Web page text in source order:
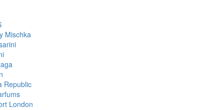
Mischka
Republic
London